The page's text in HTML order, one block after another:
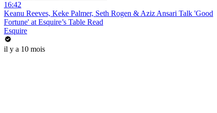
16:42
Keanu Reeves, Keke Palmer, Seth Rogen & Aziz Ansari Talk 'Good
Fortune' at Esquire’s Table Read
Esquire
il y a 10 mois